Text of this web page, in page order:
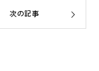
次の記事